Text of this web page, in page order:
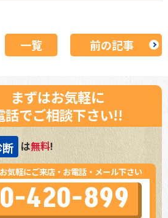
一覧 前の記事
まずはお気軽に
話でご相談下さい!!
は無料!
気軽にご来店・お電話・メール下さい
420-899